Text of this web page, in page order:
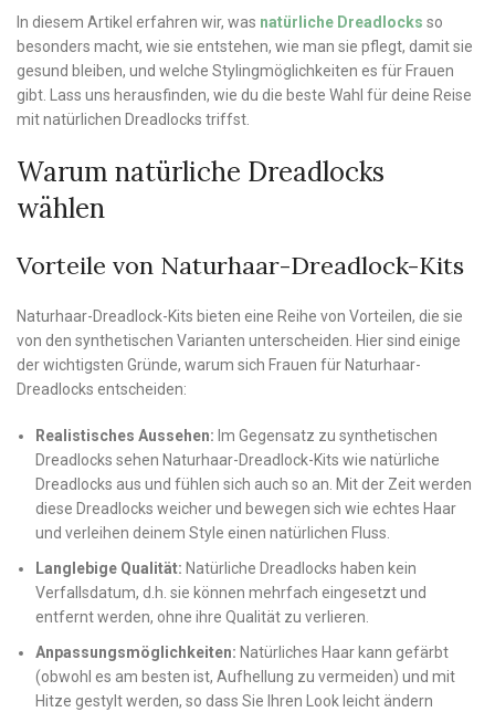
In diesem Artikel erfahren wir, was natürliche Dreadlocks so
besonders macht, wie sie entstehen, wie man sie pflegt, damit sie
gesund bleiben, und welche Stylingmöglichkeiten es für Frauen
gibt. Lass uns herausfinden, wie du die beste Wahl für deine Reise
mit natürlichen Dreadlocks triffst.
Warum natürliche Dreadlocks
wählen
Vorteile von Naturhaar-Dreadlock-Kits
Naturhaar-Dreadlock-Kits bieten eine Reihe von Vorteilen, die sie
von den synthetischen Varianten unterscheiden. Hier sind einige
der wichtigsten Gründe, warum sich Frauen für Naturhaar-
Dreadlocks entscheiden:
Realistisches Aussehen: Im Gegensatz zu synthetischen
Dreadlocks sehen Naturhaar-Dreadlock-Kits wie natürliche
Dreadlocks aus und fühlen sich auch so an. Mit der Zeit werden
diese Dreadlocks weicher und bewegen sich wie echtes Haar
und verleihen deinem Style einen natürlichen Fluss.
Langlebige Qualität: Natürliche Dreadlocks haben kein
Verfallsdatum, d.h. sie können mehrfach eingesetzt und
entfernt werden, ohne ihre Qualität zu verlieren.
Anpassungsmöglichkeiten: Natürliches Haar kann gefärbt
(obwohl es am besten ist, Aufhellung zu vermeiden) und mit
Hitze gestylt werden, so dass Sie Ihren Look leicht ändern